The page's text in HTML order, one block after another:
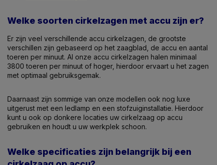
Welke soorten cirkelzagen met accu zijn er?
Er zijn veel verschillende accu cirkelzagen, de grootste
verschillen zijn gebaseerd op het zaagblad, de accu en aantal
toeren per minuut. Al onze accu cirkelzagen halen minimaal
3800 toeren per minuut of hoger, hierdoor ervaart u het zagen
met optimaal gebruiksgemak.
Daarnaast zijn sommige van onze modellen ook nog luxe
uitgerust met een ledlamp en een stofzuiginstallatie. Hierdoor
kunt u ook op donkere locaties uw cirkelzaag op accu
gebruiken en houdt u uw werkplek schoon.
Welke specificaties zijn belangrijk bij een